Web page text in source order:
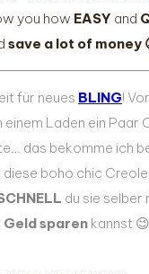
you how EASY and
save a lot of money
für neues BLING!
einem Laden ein Paar
das bekomme ich
boho chic
du sie selber
Geld sparen kannst 😉